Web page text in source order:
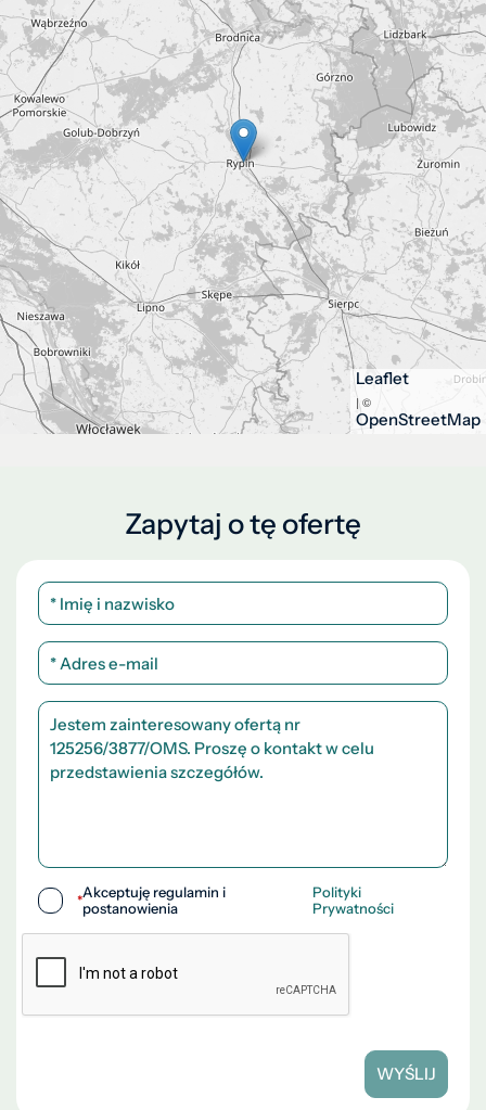
Leaflet
| ©
OpenStreetMap
Zapytaj o tę ofertę
*Akceptuję regulamin i
postanowienia
Polityki
Prywatności
WYŚLIJ